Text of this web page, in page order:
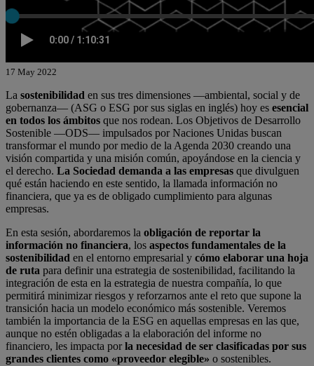
17 May 2022
La sostenibilidad en sus tres dimensiones ―ambiental, social y de
gobernanza― (ASG o ESG por sus siglas en inglés) hoy es esencial
en todos los ámbitos que nos rodean. Los Objetivos de Desarrollo
Sostenible —ODS— impulsados por Naciones Unidas buscan
transformar el mundo por medio de la Agenda 2030 creando una
visión compartida y una misión común, apoyándose en la ciencia y
el derecho. La Sociedad demanda a las empresas que divulguen
qué están haciendo en este sentido, la llamada información no
financiera, que ya es de obligado cumplimiento para algunas
empresas.
En esta sesión, abordaremos la obligación de reportar la
información no financiera, los aspectos fundamentales de la
sostenibilidad en el entorno empresarial y cómo elaborar una hoja
de ruta para definir una estrategia de sostenibilidad, facilitando la
integración de esta en la estrategia de nuestra compañía, lo que
permitirá minimizar riesgos y reforzarnos ante el reto que supone la
transición hacia un modelo económico más sostenible. Veremos
también la importancia de la ESG en aquellas empresas en las que,
aunque no estén obligadas a la elaboración del informe no
financiero, les impacta porla necesidad de ser clasificadas por sus
grandes clientes como «proveedor elegible» o sostenibles.